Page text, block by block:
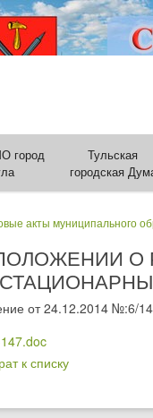
город
Тульская
городская
акты муниципального
О
от 24.12.2014 №:6/
к списку